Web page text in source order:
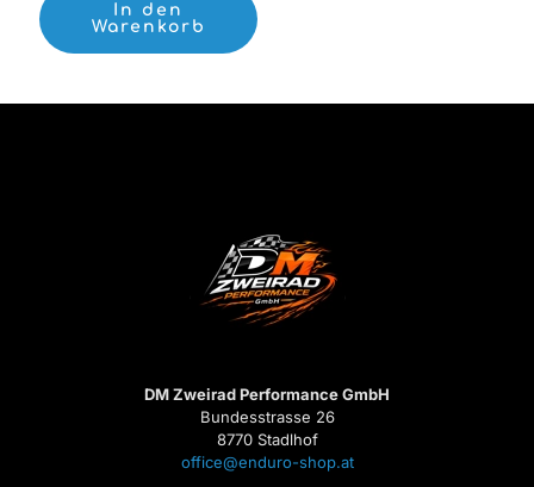
In den
Warenkorb
DM Zweirad Performance GmbH
Bundesstrasse 26
8770 Stadlhof
office@enduro-shop.at